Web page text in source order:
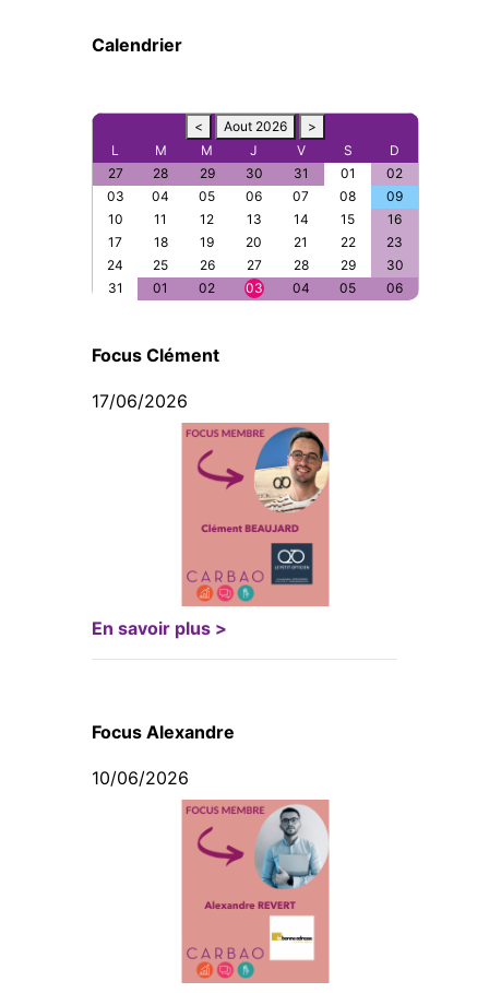
Calendrier
< Aout 2026
>
L
M M J V S
D
27
28 29 30 31 01
02
03
04 05 06 07 08
09
10
11 12 13 14 15
16
17
18 19 20 21 22
23
24
25 26 27 28 29
30
31
01 02 03 04 05 06
Focus Clément
17/06/2026
En savoir plus >
Focus Alexandre
10/06/2026